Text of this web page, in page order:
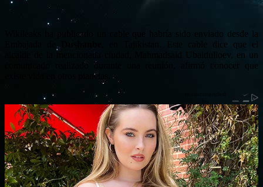
Wikileaks ha publicado un cable que habría sido enviado desde la
Embajada de
, en Tajikistan. Este cable dice que el
alcalde de la mencionada ciudad, Mahmadsaid Ubaidulloev, en un
comunicado realizado durante una reunión, afirmó conocer que
existe vida en otros planetas.